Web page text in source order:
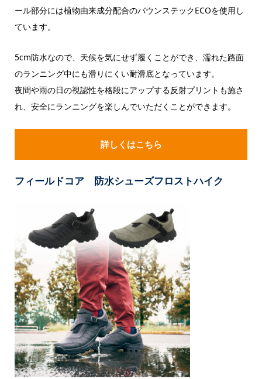
ール部分には植物由来成分配合のバウンステックECOを使用し
ています。
5cm防水なので、天候を気にせず履くことができ、濡れた路面
のランニング中にも滑りにくい耐滑底となっています。
夜間や雨の日の視認性を格段にアップする反射プリントも施さ
れ、安全にランニングを楽しんでいただくことができます。
詳しくはこちら
フィールドコア 防水シューズフロストハイク